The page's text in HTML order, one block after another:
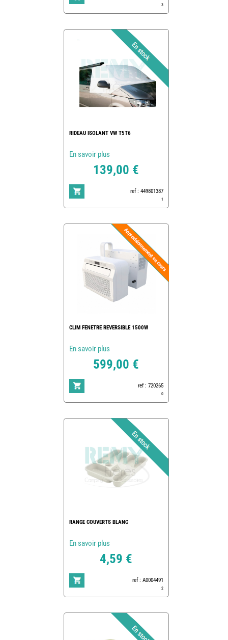
3
RIDEAU ISOLANT VW T5T6
En savoir plus
139,00 €
ref : 449801387
1
CLIM FENETRE REVERSIBLE 1500W
En savoir plus
599,00 €
ref : 720265
0
RANGE COUVERTS BLANC
En savoir plus
4,59 €
ref : A0004491
2